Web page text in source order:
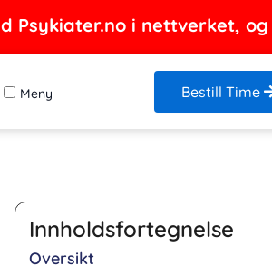
Psykiater.no i nettverket,
Meny Bestill Time
Innholdsfortegnelse
Oversikt